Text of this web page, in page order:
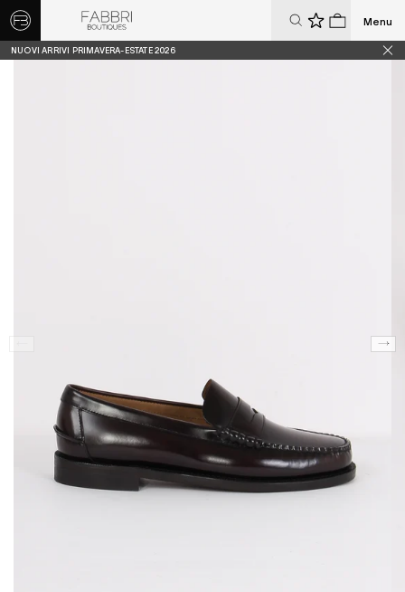
0 0
Menu
NUOVI ARRIVI PRIMAVERA-ESTATE 2026